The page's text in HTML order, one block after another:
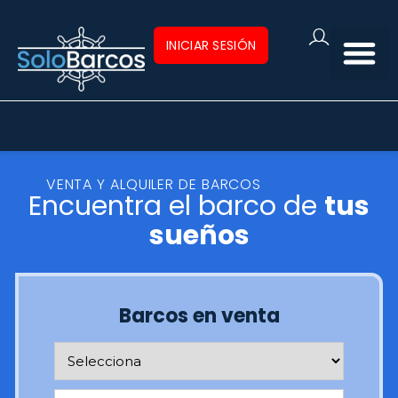
INICIAR SESIÓN
VENTA Y ALQUILER DE BARCOS
Encuentra el barco de tus
sueños
Barcos en venta